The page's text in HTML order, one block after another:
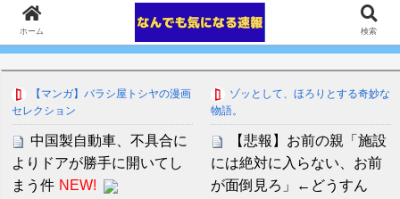
【マンガ】バラシ屋トシヤの漫画
セレクション
中国製自動車、不具合に
よりドアが勝手に開いてし
まう件 NEW!
ゾッとして、ほろりとする奇妙な
物語。
【悲報】お前の親「施設
には絶対に入らない、お前
が面倒見ろ」←どうすん
ホーム 検索